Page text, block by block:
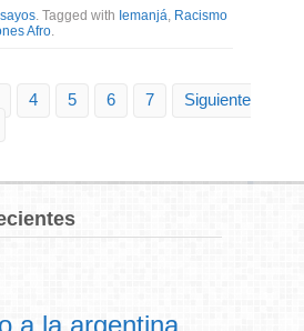
. Tagged with Iemanjá, Racismo
Afro.
4 5 6 7
Siguiente
a la argentina